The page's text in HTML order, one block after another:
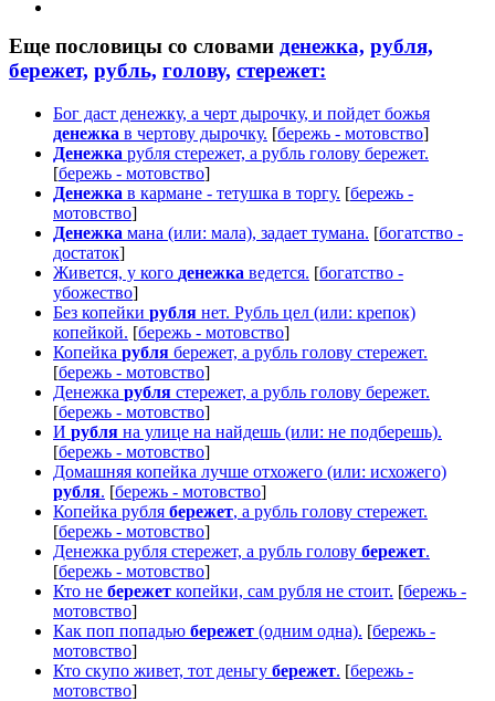
Еще пословицы со словами денежка, рубля,
бережет, рубль, голову, стережет:
Бог даст денежку, а черт дырочку, и пойдет божья
денежка в чертову дырочку. [бережь - мотовство]
Денежка рубля стережет, а рубль голову бережет.
[бережь - мотовство]
Денежка в кармане - тетушка в торгу. [бережь -
мотовство]
Денежка мана (или: мала), задает тумана. [богатство -
достаток]
Живется, у кого денежка ведется. [богатство -
убожество]
Без копейки рубля нет. Рубль цел (или: крепок)
копейкой. [бережь - мотовство]
Копейка рубля бережет, а рубль голову стережет.
[бережь - мотовство]
Денежка рубля стережет, а рубль голову бережет.
[бережь - мотовство]
И рубля на улице на найдешь (или: не подберешь).
[бережь - мотовство]
Домашняя копейка лучше отхожего (или: исхожего)
рубля. [бережь - мотовство]
Копейка рубля бережет, а рубль голову стережет.
[бережь - мотовство]
Денежка рубля стережет, а рубль голову бережет.
[бережь - мотовство]
Кто не бережет копейки, сам рубля не стоит. [бережь -
мотовство]
Как поп попадью бережет (одним одна). [бережь -
мотовство]
Кто скупо живет, тот деньгу бережет. [бережь -
мотовство]